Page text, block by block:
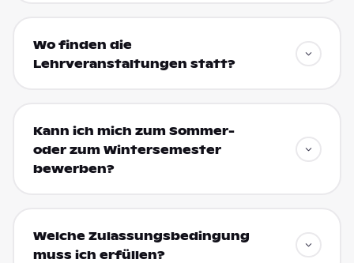
Wo finden die
Lehrveranstaltungen statt?
Kann ich mich zum Sommer-
oder zum Wintersemester
bewerben?
Welche Zulassungsbedingung
muss ich erfüllen?